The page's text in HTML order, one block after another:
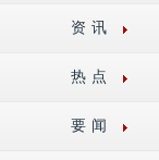
资讯
热点
要闻